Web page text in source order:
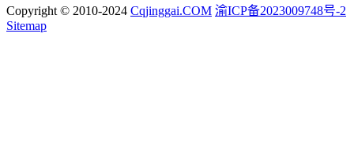
Copyright © 2010-2024 Cqjinggai.COM 渝ICP备2023009748号-2
Sitemap